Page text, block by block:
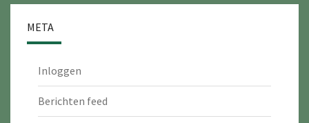
META
Inloggen
Berichten feed